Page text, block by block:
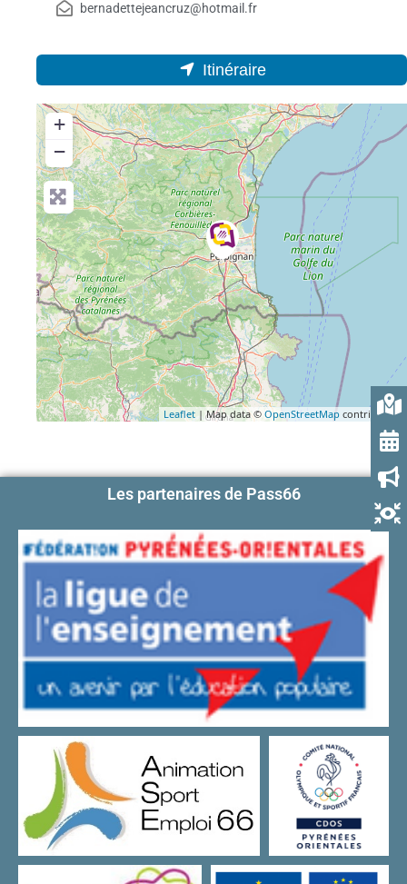
bernadettejeancruz@hotmail.fr
Itinéraire
+
−
Leaflet | Map data © OpenStreetMap contributors
Les partenaires de Pass66